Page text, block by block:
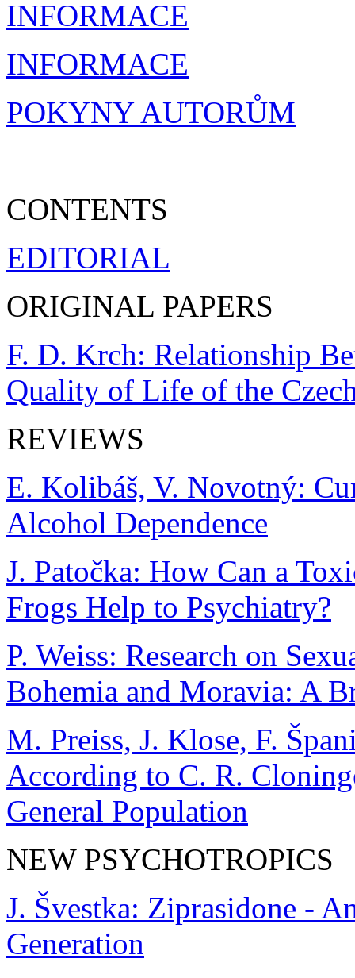
INFORMACE
INFORMACE
POKYNY AUTORŮM
CONTENTS
EDITORIAL
ORIGINAL PAPERS
F. D. Krch: Relationship
Quality of Life of the
REVIEWS
E. Kolibáš, V. Novotný:
Alcohol Dependence
J. Patočka: How Can a
Frogs Help to Psychiatry?
P. Weiss: Research on
Bohemia and Moravia: A
M. Preiss, J. Klose, F.
According to C. R.
General Population
NEW PSYCHOTROPICS
J. Švestka: Ziprasidone -
Generation